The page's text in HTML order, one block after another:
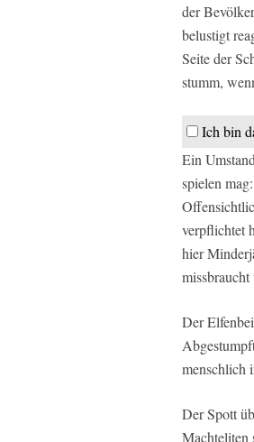
der
belustigt
Seite der
stumm,
Ich bin
Ein
spielen
verpflichtet
hier
missbraucht
Der
menschlich
Der Spott
Machteliten